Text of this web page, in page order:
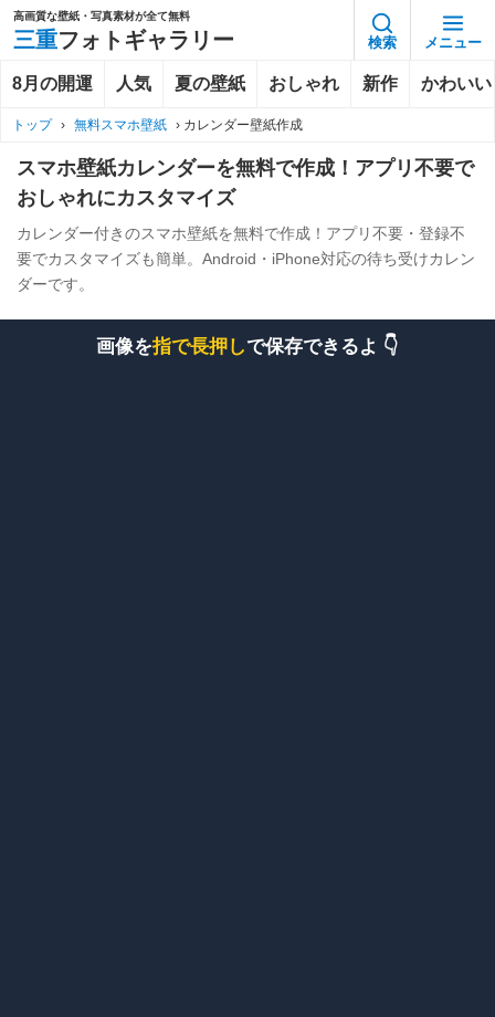
高画質な壁紙・写真素材が全て無料
三重フォトギャラリー 検索 メニュー
8月の開運 人気 夏の壁紙 おしゃれ 新作 かわいい
トップ › 無料スマホ壁紙 › カレンダー壁紙作成
スマホ壁紙カレンダーを無料で作成！アプリ不要で
おしゃれにカスタマイズ
カレンダー付きのスマホ壁紙を無料で作成！アプリ不要・登録不
要でカスタマイズも簡単。Android・iPhone対応の待ち受けカレン
ダーです。
画像を指で長押しで保存できるよ 👇️